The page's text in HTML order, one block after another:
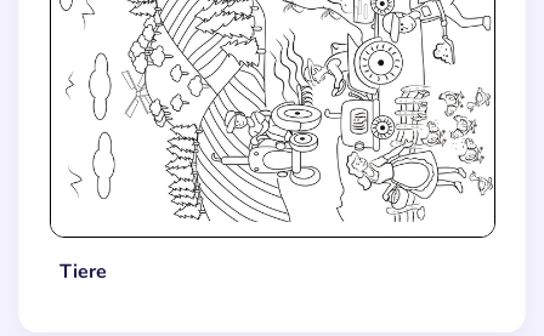
Tiere